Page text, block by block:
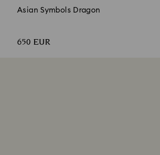
Asian Symbols Dragon
650 EUR